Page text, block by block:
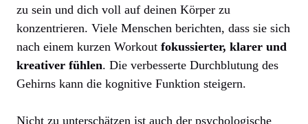
zu sein und dich voll auf deinen Körper zu
konzentrieren. Viele Menschen berichten, dass sie sich
nach einem kurzen Workout fokussierter, klarer und
kreativer fühlen. Die verbesserte Durchblutung des
Gehirns kann die kognitive Funktion steigern.
Nicht zu unterschätzen ist auch der psychologische